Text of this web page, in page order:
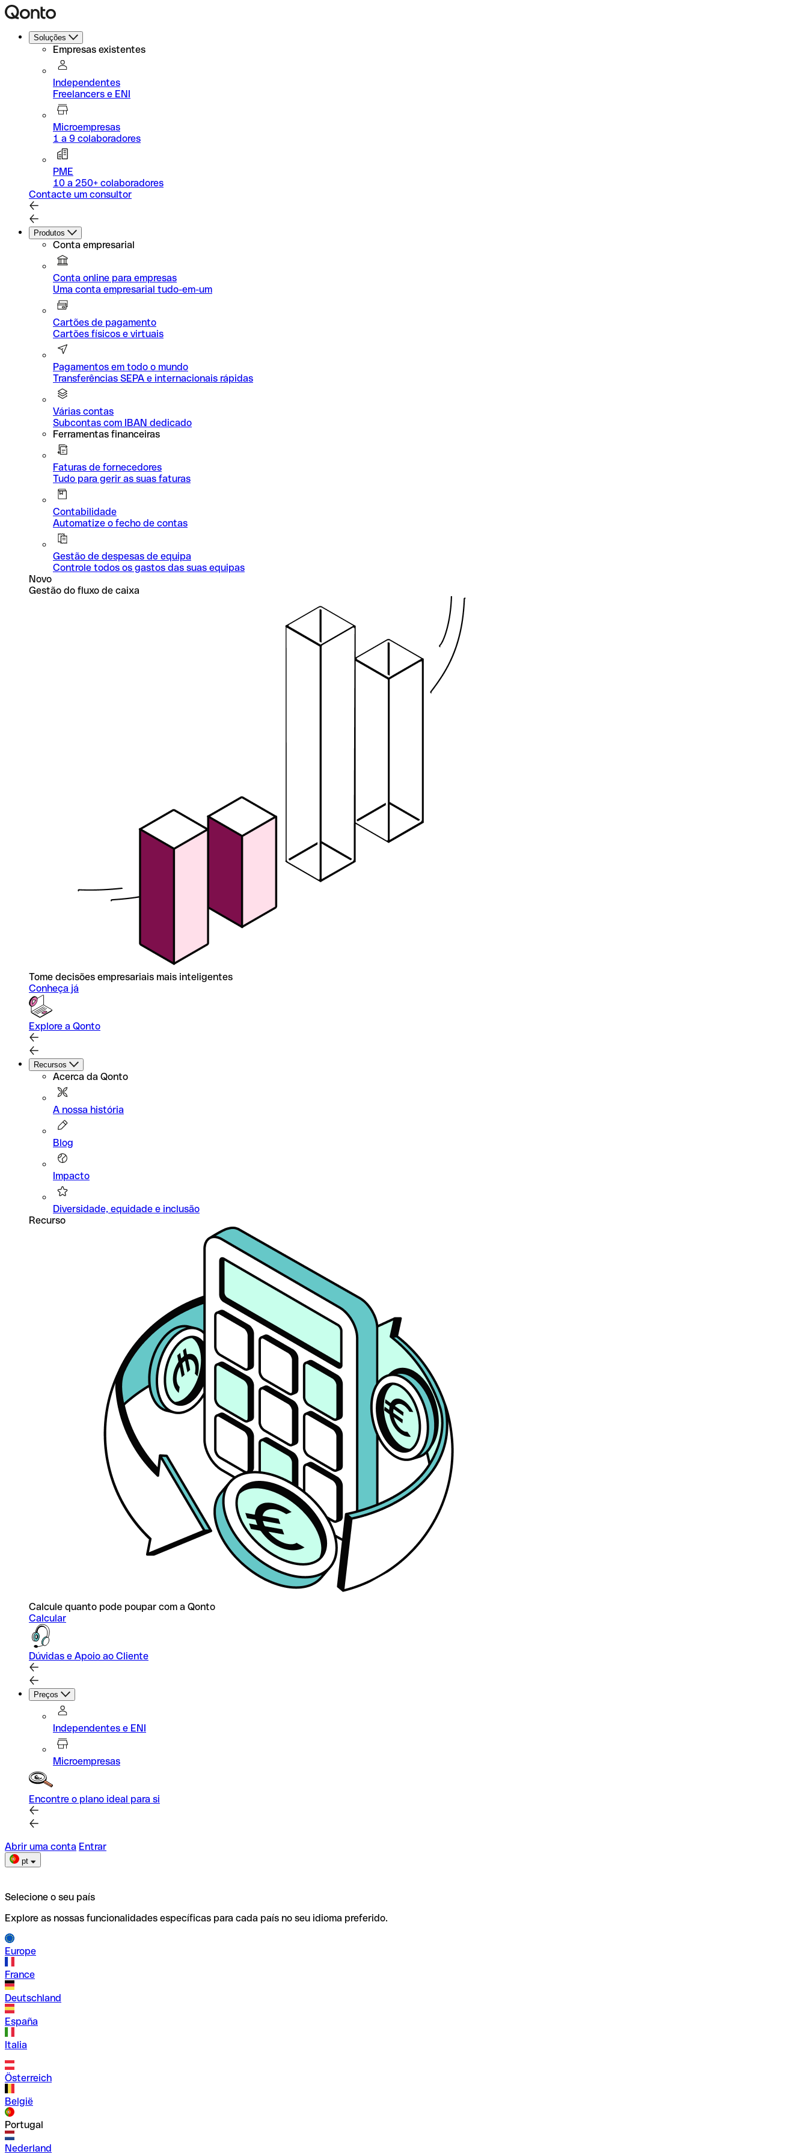
Soluções
Empresas existentes
Independentes
Freelancers e ENI
Microempresas
1 a 9 colaboradores
PME
10 a 250+ colaboradores
Contacte um consultor
Produtos
Conta empresarial
Conta online para empresas
Uma conta empresarial tudo-em-um
Cartões de pagamento
Cartões físicos e virtuais
Pagamentos em todo o mundo
Transferências SEPA e internacionais rápidas
Várias contas
Subcontas com IBAN dedicado
Ferramentas financeiras
Faturas de fornecedores
Tudo para gerir as suas faturas
Contabilidade
Automatize o fecho de contas
Gestão de despesas de equipa
Controle todos os gastos das suas equipas
Novo
Gestão do fluxo de caixa
Tome decisões empresariais mais inteligentes
Conheça já
Explore a Qonto
Recursos
Acerca da Qonto
A nossa história
Blog
Impacto
Diversidade, equidade e inclusão
Recurso
Calcule quanto pode poupar com a Qonto
Calcular
Dúvidas e Apoio ao Cliente
Preços
Independentes e ENI
Microempresas
Encontre o plano ideal para si
Abrir uma conta Entrar
pt
Selecione o seu país
Explore as nossas funcionalidades específicas para cada país no seu idioma preferido.
Europe
France
Deutschland
España
Italia
Österreich
België
Portugal
Nederland